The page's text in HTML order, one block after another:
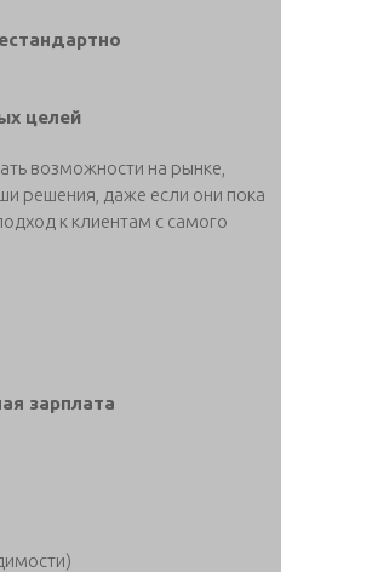
целей
возможности на рынке,
решения, даже если они пока
к клиентам с самого
зарплата